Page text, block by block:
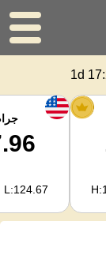
1d
L:124.67